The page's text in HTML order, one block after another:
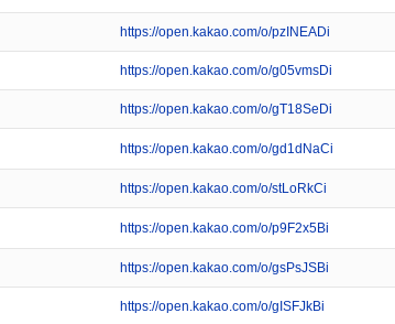
https://open.kakao.com/o/pzINEADi
https://open.kakao.com/o/g05vmsDi
https://open.kakao.com/o/gT18SeDi
https://open.kakao.com/o/gd1dNaCi
https://open.kakao.com/o/stLoRkCi
https://open.kakao.com/o/p9F2x5Bi
https://open.kakao.com/o/gsPsJSBi
https://open.kakao.com/o/gISFJkBi